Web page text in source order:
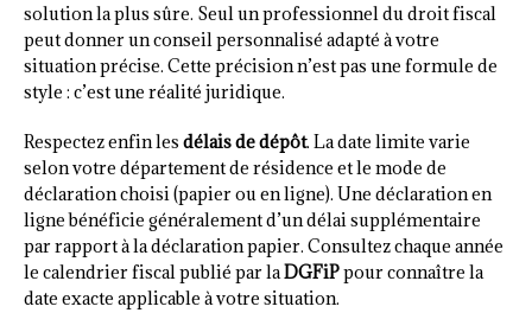
solution la plus sûre. Seul un professionnel du droit fiscal
peut donner un conseil personnalisé adapté à votre
situation précise. Cette précision n’est pas une formule de
style : c’est une réalité juridique.
Respectez enfin les délais de dépôt. La date limite varie
selon votre département de résidence et le mode de
déclaration choisi (papier ou en ligne). Une déclaration en
ligne bénéficie généralement d’un délai supplémentaire
par rapport à la déclaration papier. Consultez chaque année
le calendrier fiscal publié par laDGFiPpour connaître la
date exacte applicable à votre situation.